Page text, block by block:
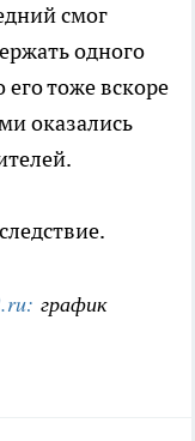
смог
одного
тоже вскоре
оказались
график